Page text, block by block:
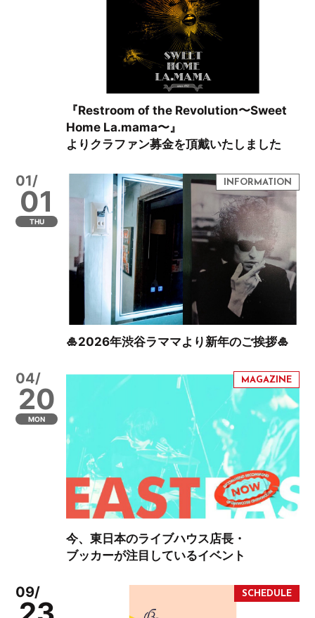
『Restroom of the Revolution〜Sweet
Home La.mama〜』
よりクラファン募金を頂戴いたしました
01/
01
THU
🎍2026年渋谷ラママより新年のご挨拶🎍
04/
20
MON
今、東日本のライブハウス店長・
ブッカーが注目しているイベント
09/